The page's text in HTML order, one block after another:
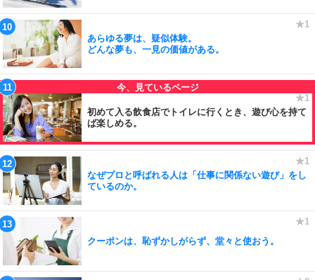
あらゆる夢は、疑似体験。
どんな夢も、一見の価値がある。
初めて入る飲食店でトイレに行くとき、遊び心を持て
ば楽しめる。
なぜプロと呼ばれる人は「仕事に関係ない遊び」をし
ているのか。
クーポンは、恥ずかしがらず、堂々と使おう。